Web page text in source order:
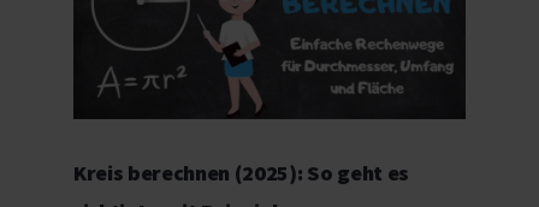
Kreis berechnen (2025): So geht es